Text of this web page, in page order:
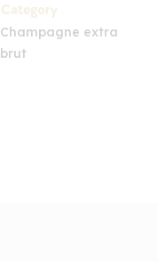
Category
Champagne extra
brut